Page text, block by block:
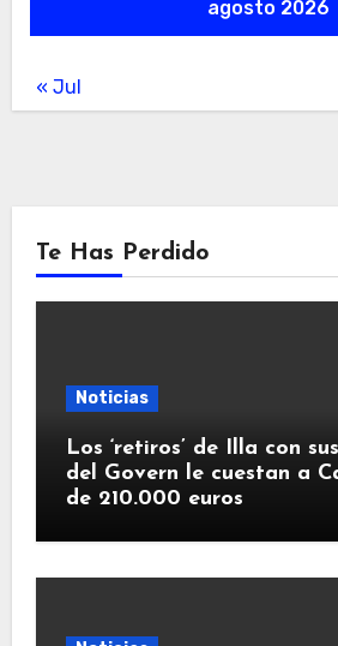
agosto 2026
« Jul
Te Has Perdido
Noticias
Los ‘retiros’ de Illa con
del Govern le cuestan a
de 210.000 euros